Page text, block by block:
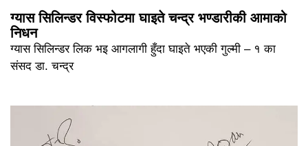
ग्यास सिलिन्डर विस्फोटमा घाइते चन्द्र भण्डारीकी आमाको
निधन
ग्यास सिलिन्डर लिक भइ आगलागी हुँदा घाइते भएकी गुल्मी – १ का
संसद डा. चन्द्र